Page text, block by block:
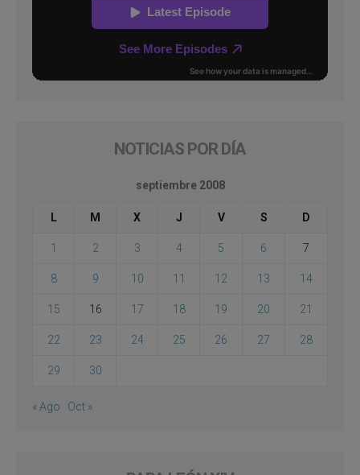
NOTICIAS POR DÍA
septiembre 2008
L M X J V S D
1 2 3 4 5 6 7
8 9 10 11 12 13 14
15 16 17 18 19 20 21
22 23 24 25 26 27 28
29 30
« Ago Oct »